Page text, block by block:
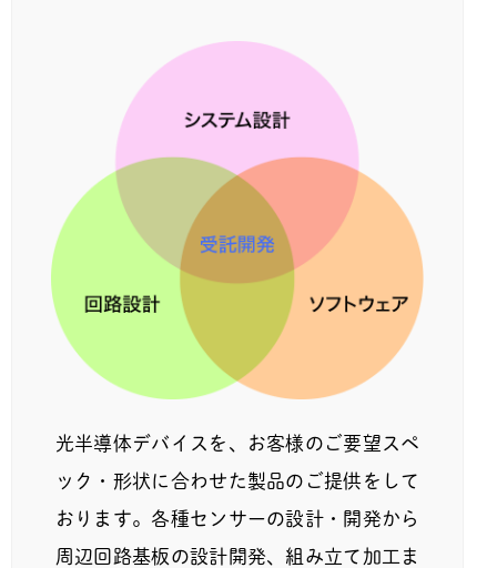
光半導体デバイスを、お客様のご要望スペ
ック・形状に合わせた製品のご提供をして
おります。各種センサーの設計・開発から
周辺回路基板の設計開発、組み立て加工ま